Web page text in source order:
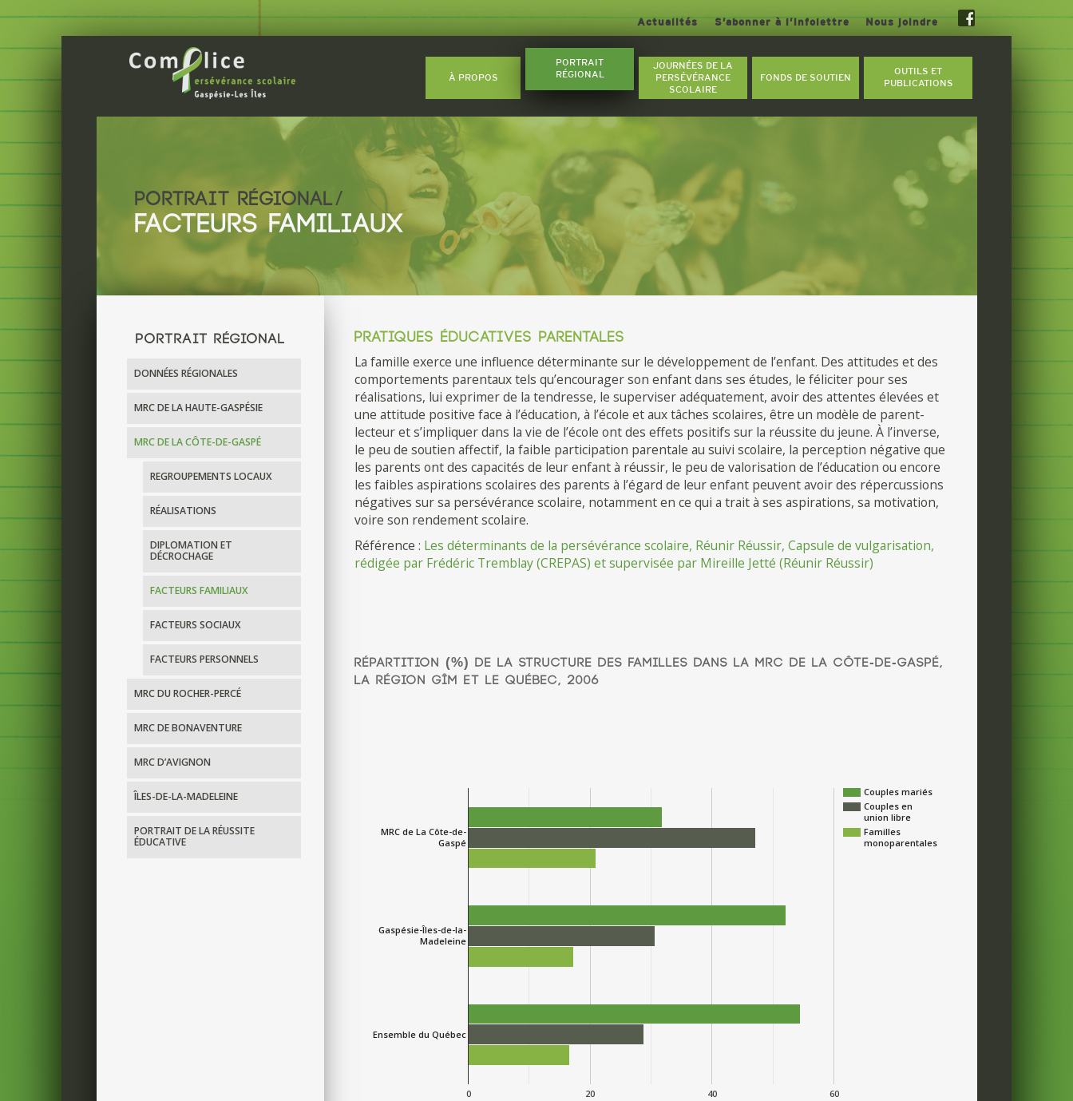
Actualités S’abonner à l’infolettre Nous joindre
À PROPOS
PORTRAIT
RÉGIONAL
JOURNÉES DE LA
PERSÉVÉRANCE
SCOLAIRE
FONDS DE SOUTIEN
OUTILS ET
PUBLICATIONS
PORTRAIT RÉGIONAL
FACTEURS FAMILIAUX
PORTRAIT RÉGIONAL
DONNÉES RÉGIONALES
MRC DE LA HAUTE-GASPÉSIE
MRC DE LA CÔTE-DE-GASPÉ
REGROUPEMENTS LOCAUX
RÉALISATIONS
DIPLOMATION ET
DÉCROCHAGE
FACTEURS FAMILIAUX
FACTEURS SOCIAUX
FACTEURS PERSONNELS
MRC DU ROCHER-PERCÉ
MRC DE BONAVENTURE
MRC D’AVIGNON
ÎLES-DE-LA-MADELEINE
PORTRAIT DE LA RÉUSSITE
ÉDUCATIVE
PRATIQUES ÉDUCATIVES PARENTALES
La famille exerce une influence déterminante sur le développement de l’enfant. Des attitudes et des
comportements parentaux tels qu’encourager son enfant dans ses études, le féliciter pour ses
réalisations, lui exprimer de la tendresse, le superviser adéquatement, avoir des attentes élevées et
une attitude positive face à l’éducation, à l’école et aux tâches scolaires, être un modèle de parent-
lecteur et s’impliquer dans la vie de l’école ont des effets positifs sur la réussite du jeune. À l’inverse,
le peu de soutien affectif, la faible participation parentale au suivi scolaire, la perception négative que
les parents ont des capacités de leur enfant à réussir, le peu de valorisation de l’éducation ou encore
les faibles aspirations scolaires des parents à l’égard de leur enfant peuvent avoir des répercussions
négatives sur sa persévérance scolaire, notamment en ce qui a trait à ses aspirations, sa motivation,
voire son rendement scolaire.
Référence : Les déterminants de la persévérance scolaire, Réunir Réussir, Capsule de vulgarisation,
rédigée par Frédéric Tremblay (CREPAS) et supervisée par Mireille Jetté (Réunir Réussir)
RÉPARTITION (%) DE LA STRUCTURE DES FAMILLES DANS LA MRC DE LA CÔTE-DE-GASPÉ,
LA RÉGION GÎM ET LE QUÉBEC, 2006
Couples mariés
Couples en
union libre
Familles
monoparentales
0 20 40 60
MRC de La Côte-de-
Gaspé
Gaspésie-Îles-de-la-
Madeleine
Ensemble du Québec